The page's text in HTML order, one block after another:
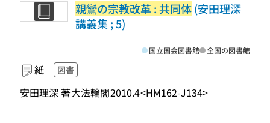
親鸞の宗教改革 : 共同体(安田理深
講義集 ; 5)
紙 図書
安田理深 著大法輪閣2010.4<HM162-J134>
国立国会図書館 全国の図書館